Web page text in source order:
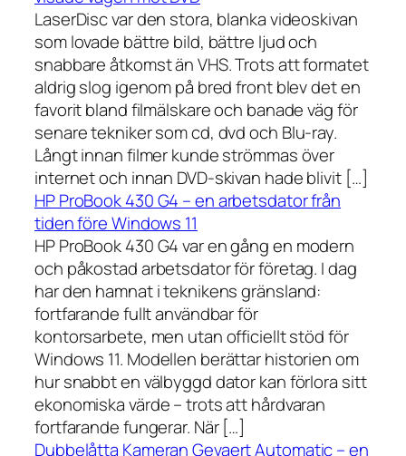
LaserDisc var den stora, blanka videoskivan
som lovade bättre bild, bättre ljud och
snabbare åtkomst än VHS. Trots att formatet
aldrig slog igenom på bred front blev det en
favorit bland filmälskare och banade väg för
senare tekniker som cd, dvd och Blu-ray.
Långt innan filmer kunde strömmas över
internet och innan DVD-skivan hade blivit […]
HP ProBook 430 G4 – en arbetsdator från
tiden före Windows 11
HP ProBook 430 G4 var en gång en modern
och påkostad arbetsdator för företag. I dag
har den hamnat i teknikens gränsland:
fortfarande fullt användbar för
kontorsarbete, men utan officiellt stöd för
Windows 11. Modellen berättar historien om
hur snabbt en välbyggd dator kan förlora sitt
ekonomiska värde – trots att hårdvaran
fortfarande fungerar. När […]
Dubbelåtta Kameran Gevaert Automatic – en